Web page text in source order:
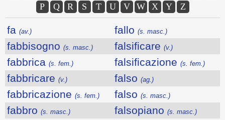
P
Q R S T U V W X Y Z
fa (av.) fallo (s. masc.)
fabbisogno (s. masc.) falsificare (v.)
fabbrica (s. fem.) falsificazione (s. fem.)
fabbricare (v.) falso (ag.)
fabbricazione (s. fem.) falso (s. masc.)
fabbro (s. masc.) falsopiano (s. masc.)